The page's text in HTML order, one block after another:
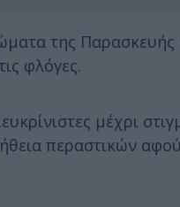
της
φλόγες.
μέχρι
περαστικών